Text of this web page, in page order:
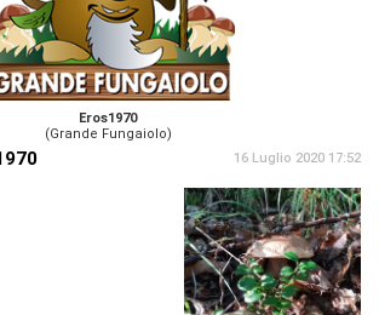
Eros1970
(Grande Fungaiolo)
16 Luglio 2020 17:52